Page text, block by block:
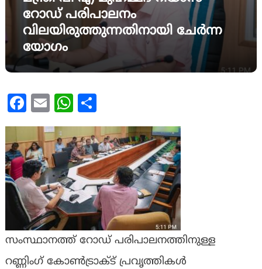
റോഡ് പരിപാലനം
വിലയിരുത്തുന്നതിനായി ചേർന്ന
യോഗം
Facebook
Email WhatsApp
സംസ്ഥാനത്ത് റോഡ് പരിപാലനത്തിനുള്ള
റണ്ണിംഗ് കോണ്‍ട്രാക്ട് പ്രവൃത്തികള്‍